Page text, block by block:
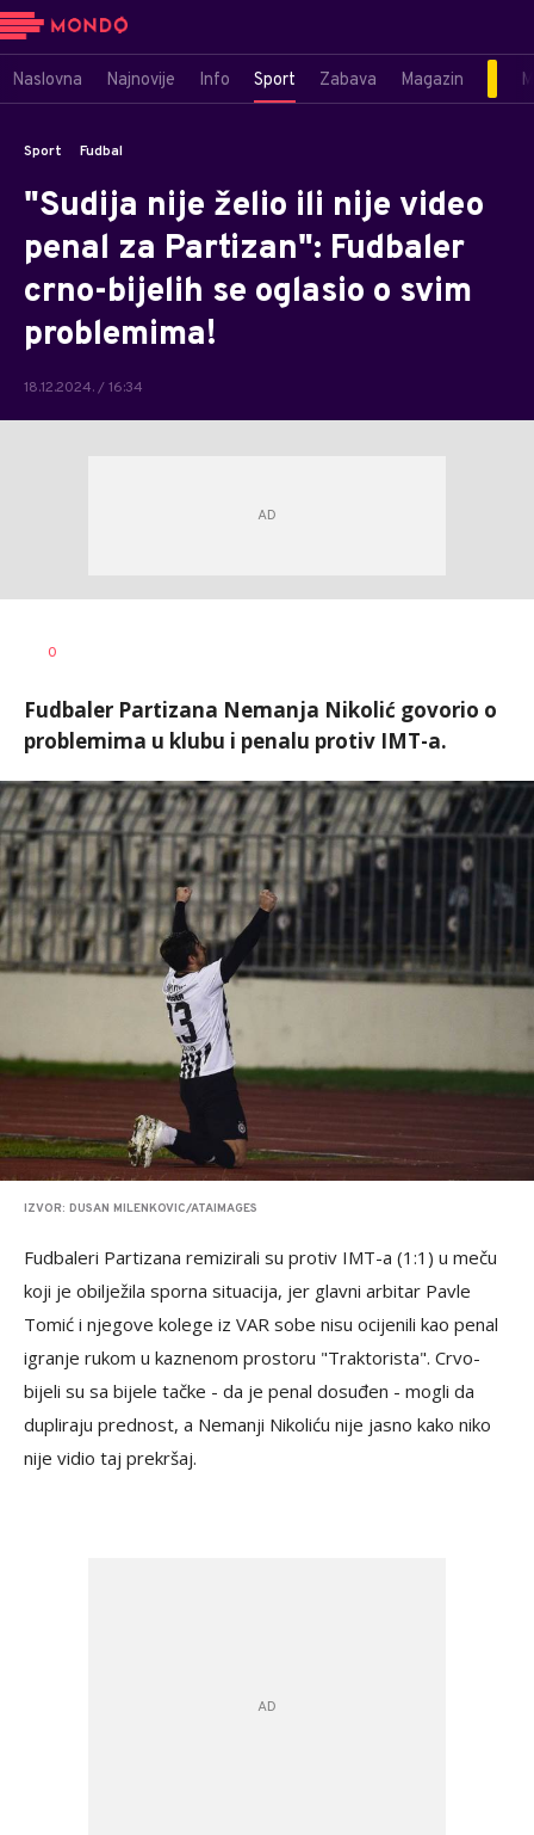
Naslovna Najnovije Info Sport Zabava Magazin
Sport Fudbal
"Sudija nije želio ili nije video
penal za Partizan": Fudbaler
crno-bijelih se oglasio o svim
problemima!
18.12.2024. / 16:34
AUTOR
0
Fudbaler Partizana Nemanja Nikolić govorio o
problemima u klubu i penalu protiv IMT-a.
IZVOR: DUSAN MILENKOVIC/ATAIMAGES
Fudbaleri Partizana remizirali su protiv IMT-a (1:1) u meču
koji je obilježila sporna situacija, jer glavni arbitar Pavle
Tomić i njegove kolege iz VAR sobe nisu ocijenili kao penal
igranje rukom u kaznenom prostoru "Traktorista". Crvo-
bijeli su sa bijele tačke - da je penal dosuđen - mogli da
dupliraju prednost, a Nemanji Nikoliću nije jasno kako niko
nije vidio taj prekršaj.